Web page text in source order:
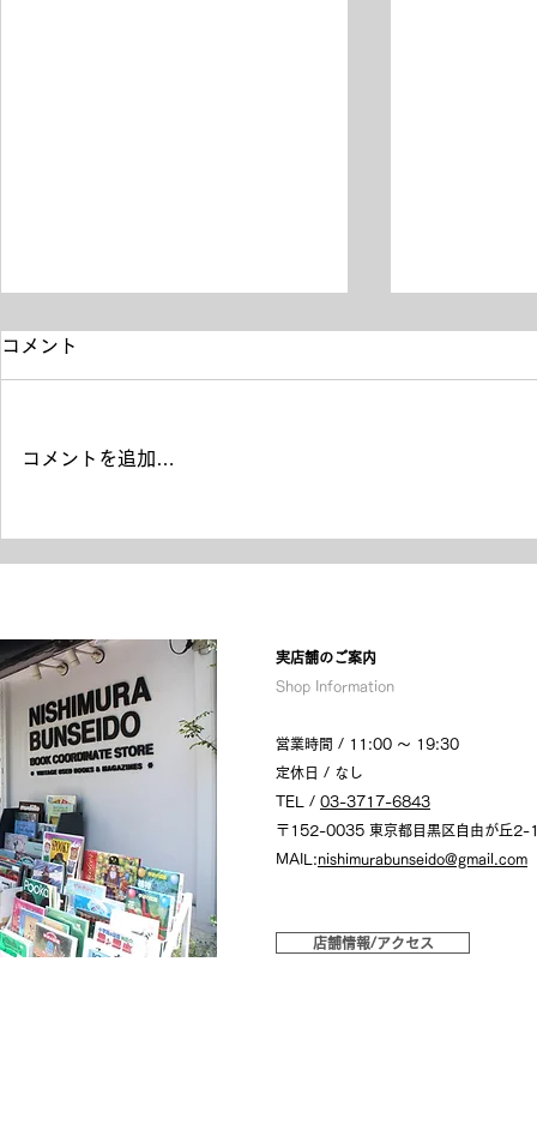
2024年3月9日(土)「ウド様
自由が丘は
コメント
コメントを追加…
​実店舗のご案内
Shop Information
営業時間 / 11:00 〜 19:30
定休日 / なし
TEL / 03-3717-6843
〒152-0035 東京都目黒区自由が丘
MAIL:nishimurabunseido@gmail.com
店舗情報/アクセス